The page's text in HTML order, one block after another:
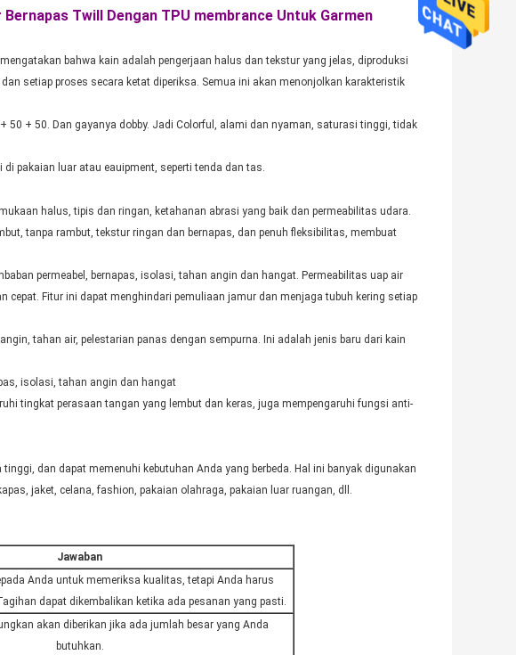
Twill Dengan TPU membrance Untuk Garmen
bahwa kain adalah pengerjaan halus dan tekstur yang jelas, diproduksi
setiap proses secara ketat diperiksa. Semua ini akan menonjolkan karakteristik
50 + 50. Dan gayanya dobby. Jadi Colorful, alami dan nyaman, saturasi tinggi, tidak
pakaian luar atau eauipment, seperti tenda dan tas.
halus, tipis dan ringan, ketahanan abrasi yang baik dan permeabilitas udara.
tanpa rambut, tekstur ringan dan bernapas, dan penuh fleksibilitas, membuat
permeabel, bernapas, isolasi, tahan angin dan hangat. Permeabilitas uap air
cepat. Fitur ini dapat menghindari pemuliaan jamur dan menjaga tubuh kering setiap
tahan air, pelestarian panas dengan sempurna. Ini adalah jenis baru dari kain
isolasi, tahan angin dan hangat
tingkat perasaan tangan yang lembut dan keras, juga mempengaruhi fungsi anti-
dan dapat memenuhi kebutuhan Anda yang berbeda. Hal ini banyak digunakan
jaket, celana, fashion, pakaian olahraga, pakaian luar ruangan, dll.
Jawaban
Anda untuk memeriksa kualitas, tetapi Anda harus
dapat dikembalikan ketika ada pesanan yang pasti.
akan diberikan jika ada jumlah besar yang Anda
butuhkan.